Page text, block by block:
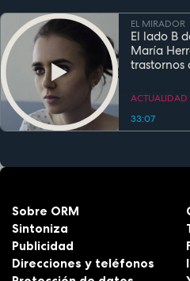
EL MIRADOR
El lado B
María
trastornos
33:07
Sobre ORM
Sintoniza
Publicidad
Direcciones y teléfonos